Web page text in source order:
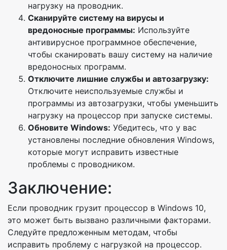
нагрузку на проводник.
Сканируйте систему на вирусы и
вредоносные программы: Используйте
антивирусное программное обеспечение,
чтобы сканировать вашу систему на наличие
вредоносных программ.
Отключите лишние службы и автозагрузку:
Отключите неиспользуемые службы и
программы из автозагрузки, чтобы уменьшить
нагрузку на процессор при запуске системы.
Обновите Windows: Убедитесь, что у вас
установлены последние обновления Windows,
которые могут исправить известные
проблемы с проводником.
Заключение:
Если проводник грузит процессор в Windows 10,
это может быть вызвано различными факторами.
Следуйте предложенным методам, чтобы
исправить проблему с нагрузкой на процессор.